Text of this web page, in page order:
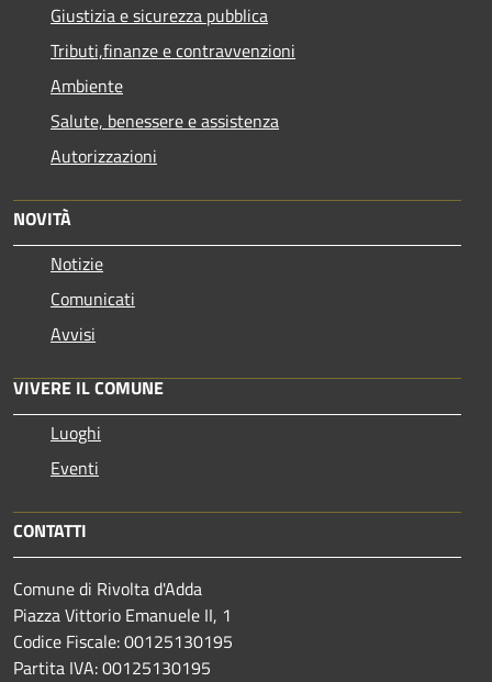
Giustizia e sicurezza pubblica
Tributi,finanze e contravvenzioni
Ambiente
Salute, benessere e assistenza
Autorizzazioni
NOVITÀ
Notizie
Comunicati
Avvisi
VIVERE IL COMUNE
Luoghi
Eventi
CONTATTI
Comune di Rivolta d'Adda
Piazza Vittorio Emanuele II, 1
Codice Fiscale: 00125130195
Partita IVA: 00125130195